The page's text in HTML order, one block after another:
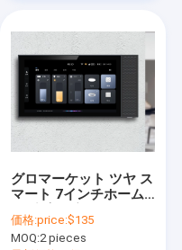
グロマーケット ツヤ ス
マート 7インチホーム
Wifi スマートコントロ
ール パネル 多機能BLE
価格:price:$135
MOQ:2 pieces